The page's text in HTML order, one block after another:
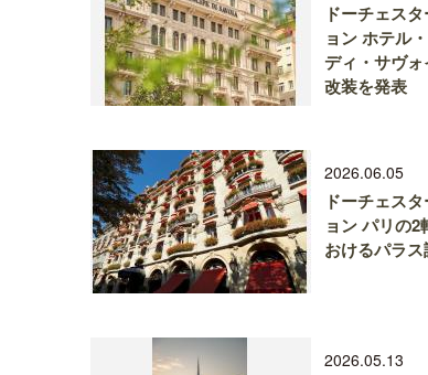
ドーチェス
ョン ホテル
ディ・サヴ
改装を発表
2026.06.05
ドーチェス
ョン パリの
おけるパラ
2026.05.13